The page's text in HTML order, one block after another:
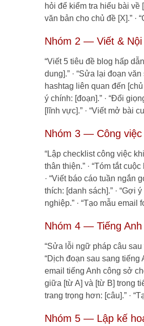
hỏi để kiểm tra hiểu bài về
văn bản cho chủ đề [X].” ·
Nhóm 2 — Viết &
“Viết 5 tiêu đề blog hấp
dung].” · “Sửa lại đoạn
hashtag liên quan đến
ý chính: [đoạn].” · “Đổi
[lĩnh vực].” · “Viết mở bài
Nhóm 3 — Công
“Lập checklist công việc
thân thiện.” · “Tóm tắt
· “Viết báo cáo tuần ngắn
thích: [danh sách].” · “Gợi
nghiệp.” · “Tạo mẫu email
Nhóm 4 — Tiếng
“Sửa lỗi ngữ pháp câu sau
“Dịch đoạn sau sang tiếng
email tiếng Anh công sở
giữa [từ A] và [từ B] trong
trang trọng hơn: [câu].” ·
Nhóm 5 — Lập kế